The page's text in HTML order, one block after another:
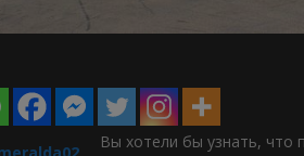
Вы хотели бы узнать, что